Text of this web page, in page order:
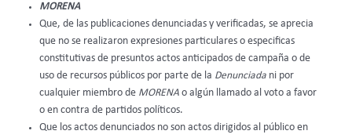
MORENA
Que, de las publicaciones denunciadas y verificadas, se aprecia
que no se realizaron expresiones particulares o especificas
constitutivas de presuntos actos anticipados de campaña o de
uso de recursos públicos por parte de la Denunciada ni por
cualquier miembro de MORENA o algún llamado al voto a favor
o en contra de partidos políticos.
Que los actos denunciados no son actos dirigidos al público en